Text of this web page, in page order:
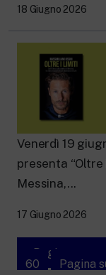
18 Giugno 2026
Venerdì 19
presenta
Messina,...
17 Giugno 2026
« Pagina
60
Pagina